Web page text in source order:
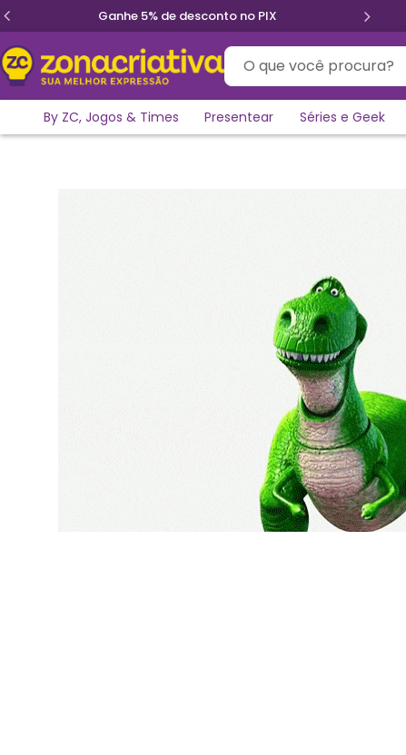
Ganhe 5% de desconto no PIX
O que você procura?
By ZC, Jogos & Times Presentear Séries e Geek